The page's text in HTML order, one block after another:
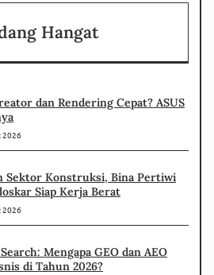
Hangat
dan Rendering Cepat? ASUS
2026
Sektor Konstruksi, Bina Pertiwi
Siap Kerja Berat
2026
Mengapa GEO dan AEO
di Tahun 2026?